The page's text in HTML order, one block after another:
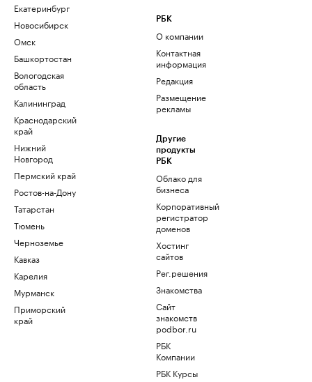
Екатеринбург
Новосибирск
Омск
Башкортостан
Вологодская
область
Калининград
Краснодарский
край
Нижний
Новгород
Пермский край
Ростов-на-Дону
Татарстан
Тюмень
Черноземье
Кавказ
Карелия
Мурманск
Приморский
край
РБК
О компании
Контактная
информация
Редакция
Размещение
рекламы
Другие
продукты
РБК
Облако для
бизнеса
Корпоративный
регистратор
доменов
Хостинг
сайтов
Рег.решения
Знакомства
Сайт
знакомств
podbor.ru
РБК
Компании
РБК Курсы